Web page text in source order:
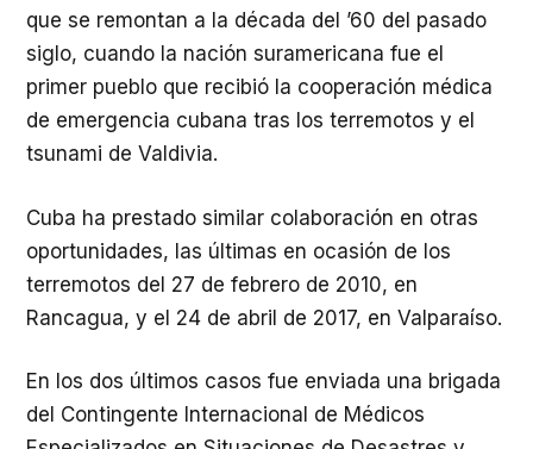
que se remontan a la década del ’60 del pasado
siglo, cuando la nación suramericana fue el
primer pueblo que recibió la cooperación médica
de emergencia cubana tras los terremotos y el
tsunami de Valdivia.
Cuba ha prestado similar colaboración en otras
oportunidades, las últimas en ocasión de los
terremotos del 27 de febrero de 2010, en
Rancagua, y el 24 de abril de 2017, en Valparaíso.
En los dos últimos casos fue enviada una brigada
del Contingente Internacional de Médicos